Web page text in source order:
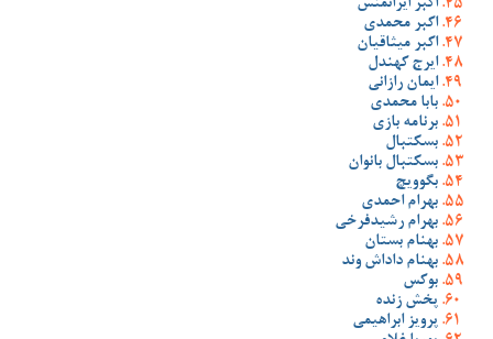
اکبر ایرانمنش
اکبر محمدی
اکبر میثاقیان
ایرج کهندل
ایمان رازانی
بابا محمدی
برنامه بازی
بسکتبال
بسکتبال بانوان
بگوویچ
بهرام احمدی
بهرام رشیدفرخی
بهنام بستان
بهنام داداش وند
بوکس
پخش زنده
پرویز ابراهیمی